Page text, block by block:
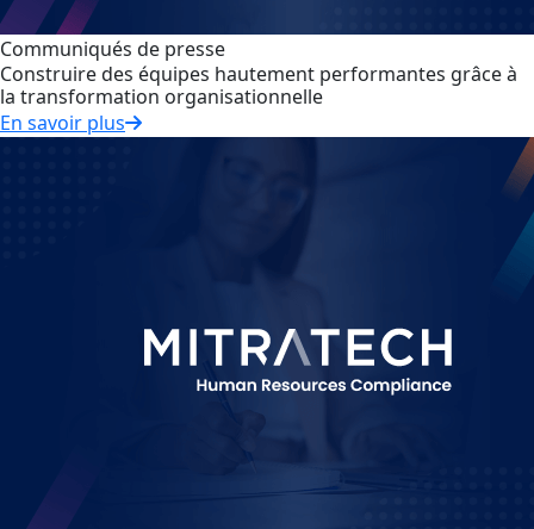
Communiqués de presse
Construire des équipes hautement performantes grâce à
la transformation organisationnelle
En savoir plus